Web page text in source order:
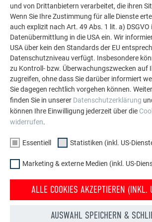
Aluminium eingesetzt werden kann.
weitere beeindruckende Projekte mit
PREFA Aluminiumlösungen für Dach,
Fassade.
MEHR REFERENZEN ANSEHEN
und von Drittanbietern verarbeitet, die ihren
Wenn Sie Ihre Zustimmung für alle Dienste
auch explizit nach Art. 49 Abs. 1 lit. a) DSGVO
Datenübermittlung in die USA ein. Wir
USA über kein den Standards der EU
Datenschutzniveau verfügt. Insbesondere
zu Kontroll- bzw. Überwachungszwecken auf
zugreifen, ohne dass Sie darüber informiert
Sie dagegen rechtlich vorgehen können.
finden Sie in unserer Datenschutzerklärung
können Ihre Einwilligung jederzeit über die
widerrufen.
Essentiell Statistiken (inkl. US-
Marketing & externe Medien (inkl. US-
ALLE COOKIES AKZEPTIEREN (INKL.
AUSWAHL SPEICHERN &